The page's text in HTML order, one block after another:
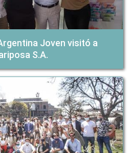
Joven visitó a
S.A.